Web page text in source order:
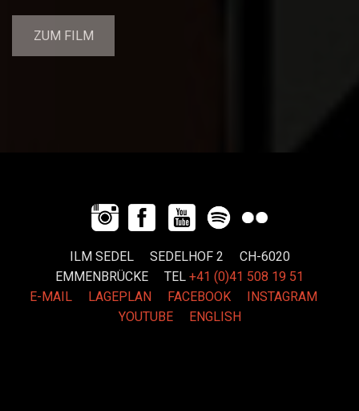
ZUM FILM
ILM SEDEL SEDELHOF 2 CH-6020
EMMENBRÜCKE TEL+41 (0)41 508 19 51
E-MAIL
LAGEPLAN FACEBOOK
INSTAGRAM
YOUTUBE
ENGLISH